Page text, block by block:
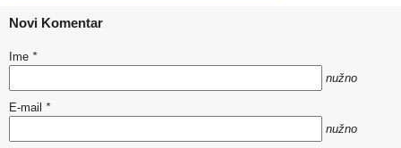
Novi Komentar
Ime *
nužno
E-mail *
nužno